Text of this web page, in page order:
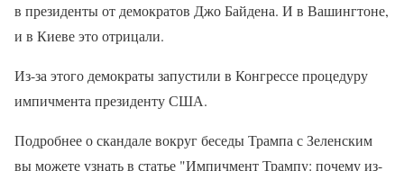
в президенты от демократов Джо Байдена. И в Вашингтоне,
и в Киеве это отрицали.
Из-за этого демократы запустили в Конгрессе процедуру
импичмента президенту США.
Подробнее о скандале вокруг беседы Трампа с Зеленским
вы можете узнать в статье "Импичмент Трампу: почему из-